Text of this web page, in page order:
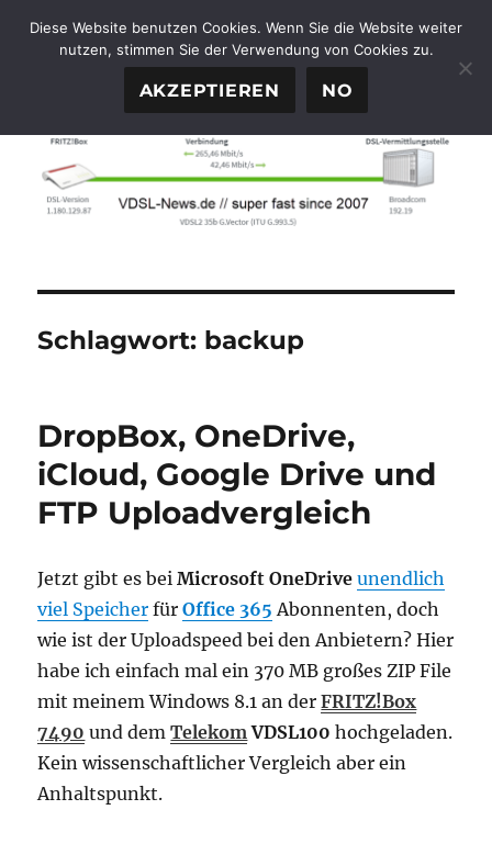
FTTH-News.de
Schlagwort: backup
DropBox, OneDrive,
iCloud, Google Drive und
FTP Uploadvergleich
Jetzt gibt es beiMicrosoft OneDrive unendlich
viel Speicher fürOffice 365 Abonnenten, doch
wie ist der Uploadspeed bei den Anbietern? Hier
habe ich einfach mal ein 370 MB großes ZIP File
mit meinem Windows 8.1 an derFRITZ!Box
7490 und demTelekom VDSL100 hochgeladen.
Kein wissenschaftlicher Vergleich aber ein
Anhaltspunkt.
Diese Website benutzen Cookies. Wenn Sie die Website weiter
nutzen, stimmen Sie der Verwendung von Cookies zu.
AKZEPTIEREN NO